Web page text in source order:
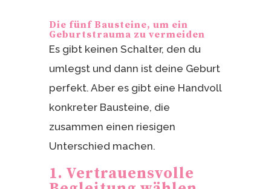
Die fünf Bausteine, um ein
Geburtstrauma zu vermeiden
Es gibt keinen Schalter, den du
umlegst und dann ist deine Geburt
perfekt. Aber es gibt eine Handvoll
konkreter Bausteine, die
zusammen einen riesigen
Unterschied machen.
1. Vertrauensvolle